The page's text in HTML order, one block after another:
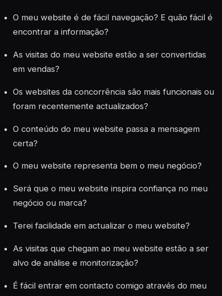
O meu website é de fácil navegação? E quão fácil é
encontrar a informação?
As visitas do meu website estão a ser convertidas
em vendas?
Os websites da concorrência são mais funcionais ou
foram recentemente actualizados?
O conteúdo do meu website passa a mensagem
certa?
O meu website representa bem o meu negócio?
Será que o meu website inspira confiança no meu
negócio ou marca?
Terei facilidade em actualizar o meu website?
As visitas que chegam ao meu website estão a ser
alvo de análise e monitorização?
É fácil entrar em contacto comigo através do meu